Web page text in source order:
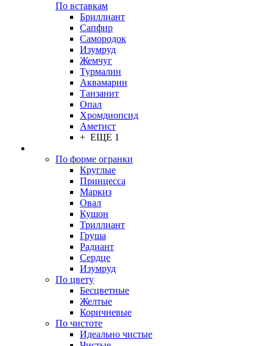
По вставкам
Бриллиант
Сапфир
Самородок
Изумруд
Жемчуг
Турмалин
Аквамарин
Танзанит
Опал
Хромдиопсид
Аметист
+ ЕЩЕ 1
По форме огранки
Круглые
Принцесса
Маркиз
Овал
Кушон
Триллиант
Груша
Радиант
Сердце
Изумруд
По цвету
Бесцветные
Желтые
Коричневые
По чистоте
Идеально чистые